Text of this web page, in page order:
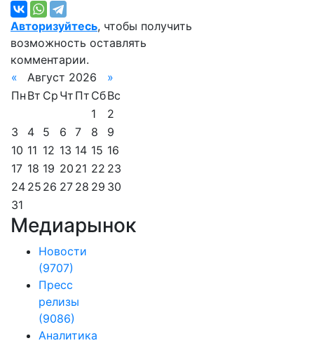
Авторизуйтесь, чтобы получить
возможность оставлять
комментарии.
«
Август 2026
»
Пн Вт Ср Чт Пт СбВс
1
2
3
4 5 6 7 8
9
10 11 12 13 14 15 16
17 18 19 20 21 22 23
24 25 26 27 28 29 30
31
Медиарынок
Новости
(9707)
Пресс
релизы
(9086)
Аналитика